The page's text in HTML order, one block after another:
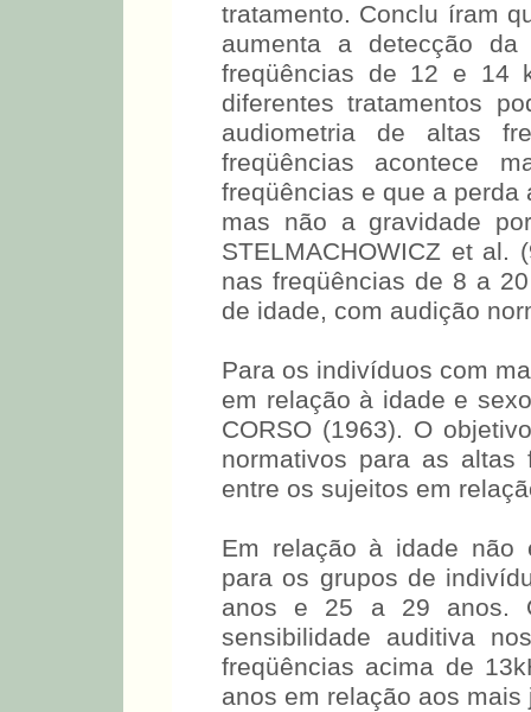
tratamento. Conclu íram
aumenta a detecção
freqüências de 12 e 14
diferentes tratamentos
audiometria de altas
freqüências acontece
freqüências e que a
padrão, mas não a
ototóxicos.
auditivos nas
60 anos de idade, com
Para os indivíduos com
em relação à idade e
CORSO (1963). O
normativos para as altas
Em relação à idade não
para os grupos de
anos e 25 a 29 anos.
sensibilidade auditiva
freqüências acima de